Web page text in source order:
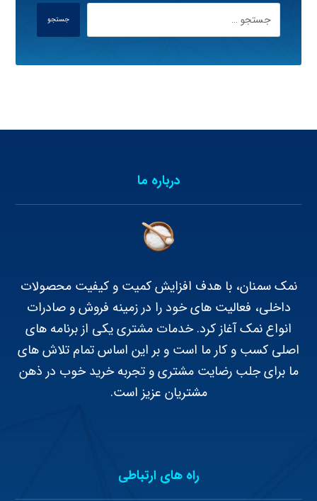
جستجو
درباره ما
نمک سمنان، با هدف افزایش کمیت و کیفیت محصولات
داخلی، فعالیت های خود را در زمینه فروش و صادرات
انواع نمک آغاز کرد. خدمات مشتری یکی از برنامه های
اصلی کسب و کار ما است و بر این اساس تمام تلاش های
ما برای جلب رضایت مشتری و تجربه خرید خوب در ذهن
مشتریان عزیز است.
راه های ارتباطی